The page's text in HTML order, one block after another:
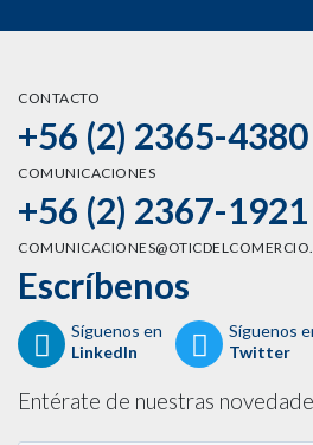
CONTACTO
+56 (2) 2365-4380
COMUNICACIONES
+56 (2) 2367-1921
Escríbenos
Síguenos en
LinkedIn
Síguenos
Twitter
Entérate de nuestras